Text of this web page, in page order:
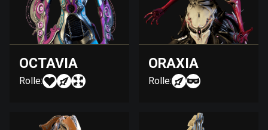
OCTAVIA
Rolle:
ORAXIA
Rolle: